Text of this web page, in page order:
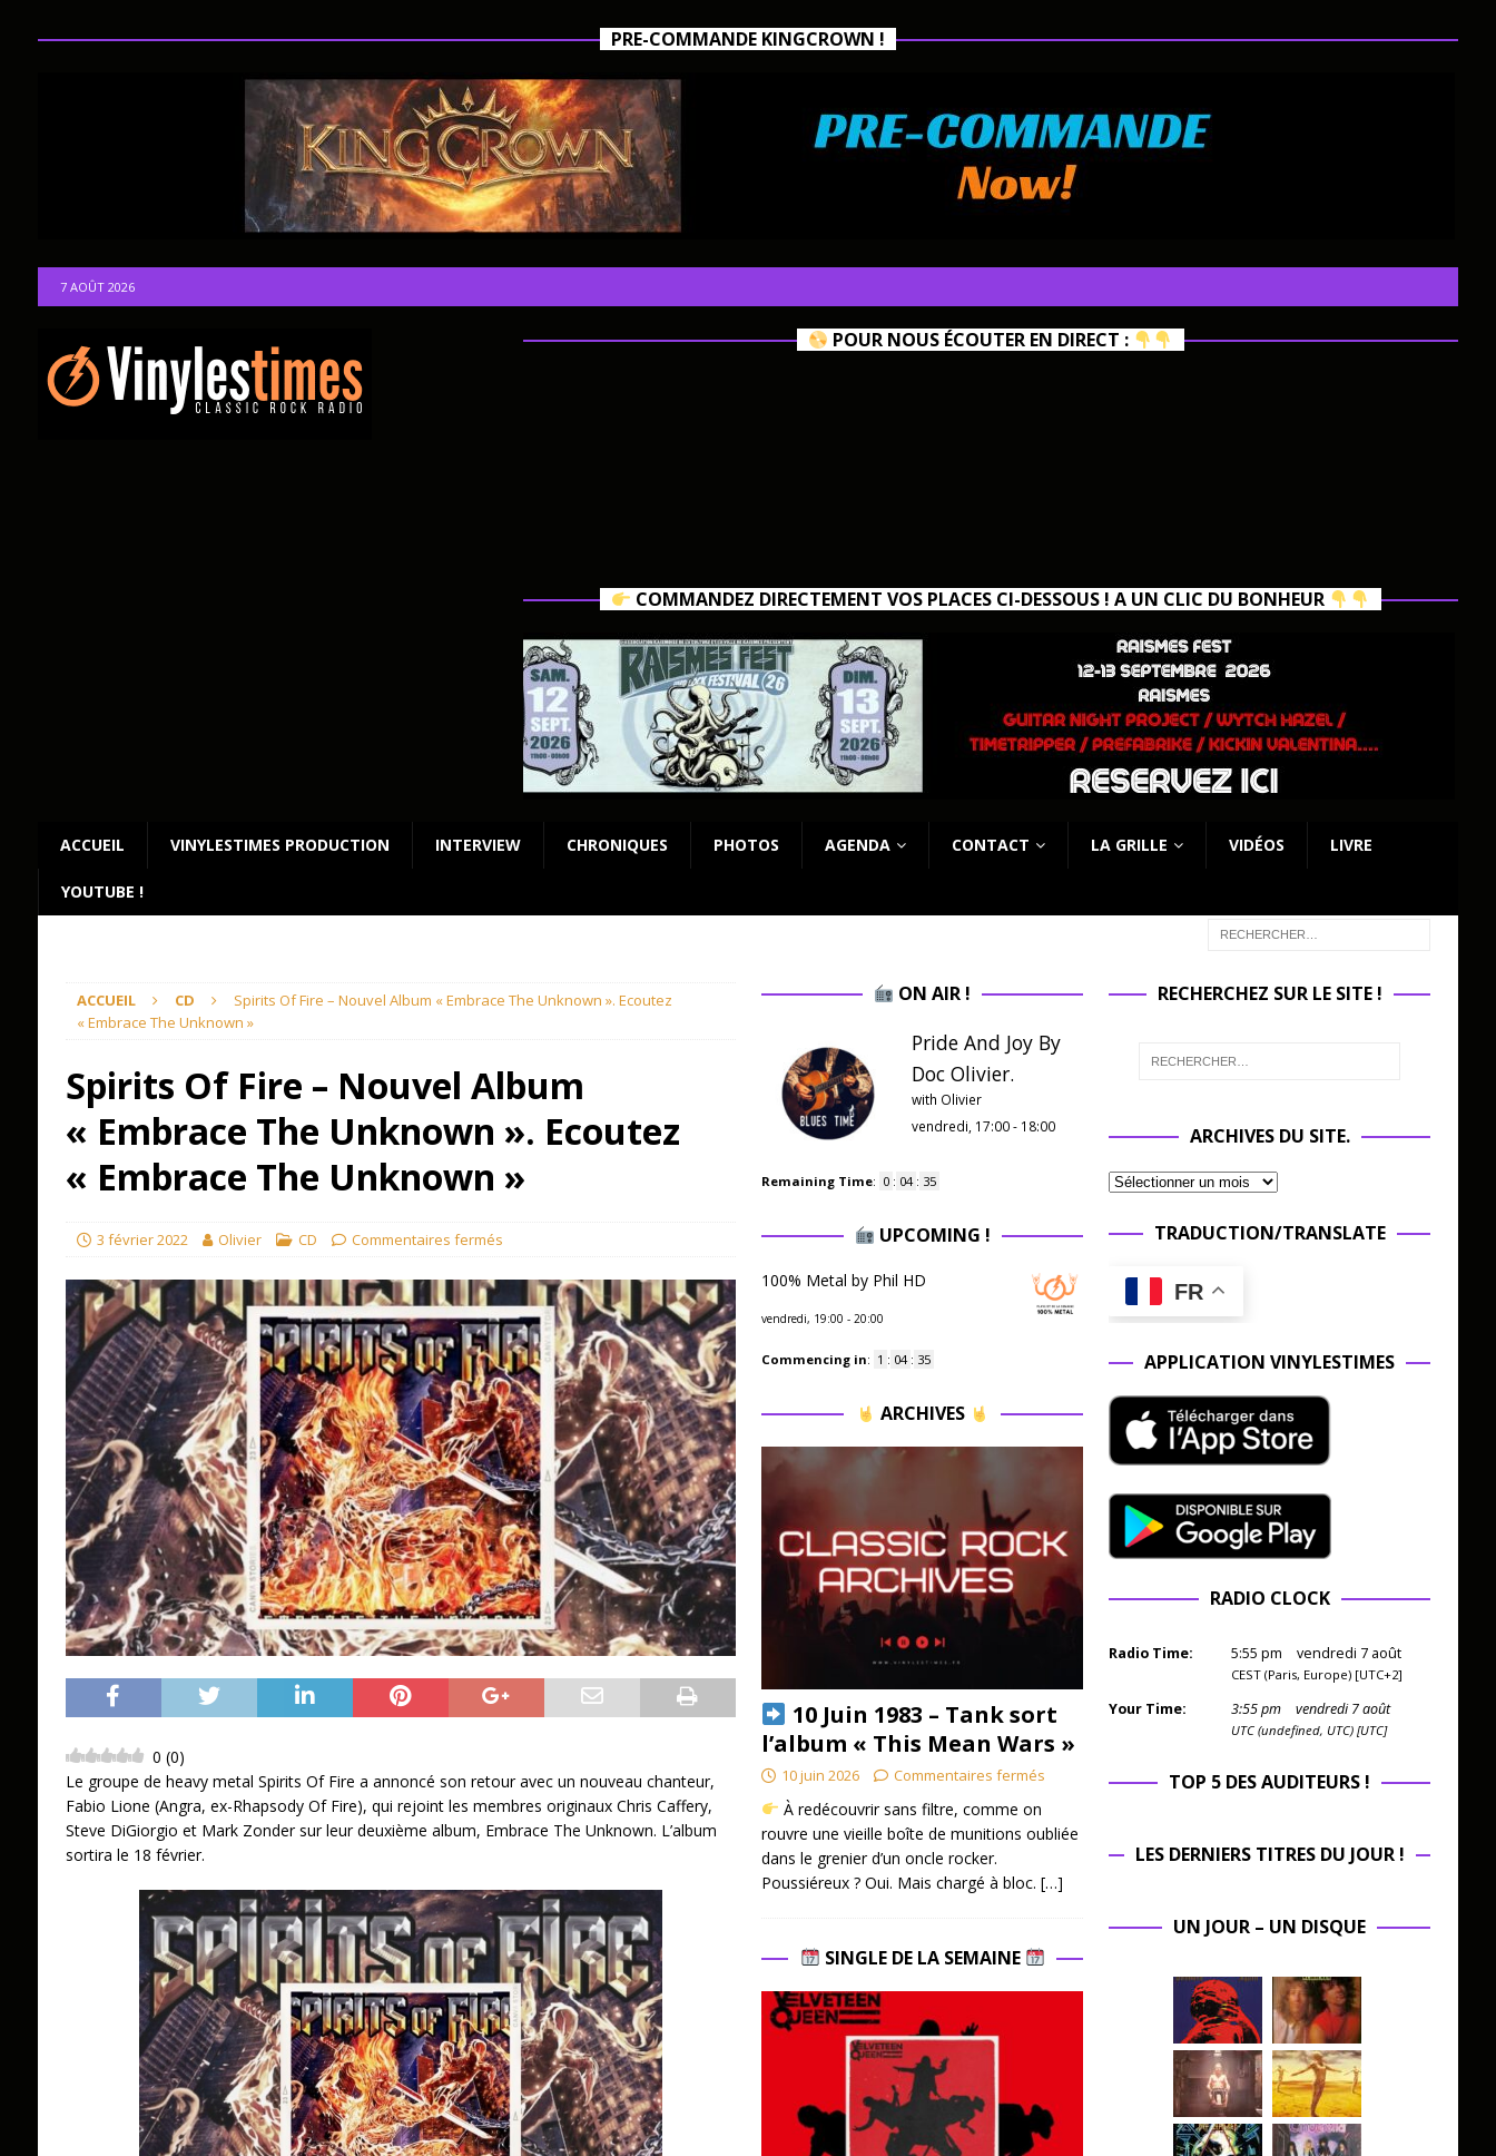
PRE-COMMANDE KINGCROWN !
7 AOÛT 2026
POUR NOUS ÉCOUTER EN DIRECT :
COMMANDEZ DIRECTEMENT VOS PLACES CI-DESSOUS ! A UN CLIC DU BONHEUR
ACCUEIL VINYLESTIMES PRODUCTION INTERVIEW CHRONIQUES PHOTOS AGENDA CONTACT LA GRILLE VIDÉOS LIVRE
YOUTUBE !
ACCUEIL CD
Spirits Of Fire – Nouvel Album « Embrace The Unknown ». Ecoutez
« Embrace The Unknown »
Spirits Of Fire – Nouvel Album
« Embrace The Unknown ». Ecoutez
« Embrace The Unknown »
3 février 2022 Olivier CD Commentaires fermés
0 (0)
Le groupe de heavy metal Spirits Of Fire a annoncé son retour avec un nouveau chanteur,
Fabio Lione (Angra, ex-Rhapsody Of Fire), qui rejoint les membres originaux Chris Caffery,
Steve DiGiorgio et Mark Zonder sur leur deuxième album, Embrace The Unknown. L’album
sortira le 18 février.
ON AIR !
Pride And Joy By
Doc Olivier.
with Olivier
vendredi, 17:00 - 18:00
Remaining Time: 0 : 04 : 34
UPCOMING !
100% Metal by Phil HD
vendredi, 19:00 - 20:00
Commencing in: 1 : 04 : 34
ARCHIVES
10 Juin 1983 – Tank sort
l’album « This Mean Wars »
10 juin 2026 Commentaires fermés
À redécouvrir sans filtre, comme on
rouvre une vieille boîte de munitions oubliée
dans le grenier d’un oncle rocker.
Poussiéreux ? Oui. Mais chargé à bloc. […]
SINGLE DE LA SEMAINE
RECHERCHEZ SUR LE SITE !
ARCHIVES DU SITE.
TRADUCTION/TRANSLATE
FR
APPLICATION VINYLESTIMES
RADIO CLOCK
Radio Time: 5:55 pm vendredi 7 août
CEST (Paris, Europe) [UTC+2]
Your Time: 3:55pm vendredi 7 août
UTC (undefined, UTC) [UTC]
TOP 5 DES AUDITEURS !
LES DERNIERS TITRES DU JOUR !
UN JOUR – UN DISQUE